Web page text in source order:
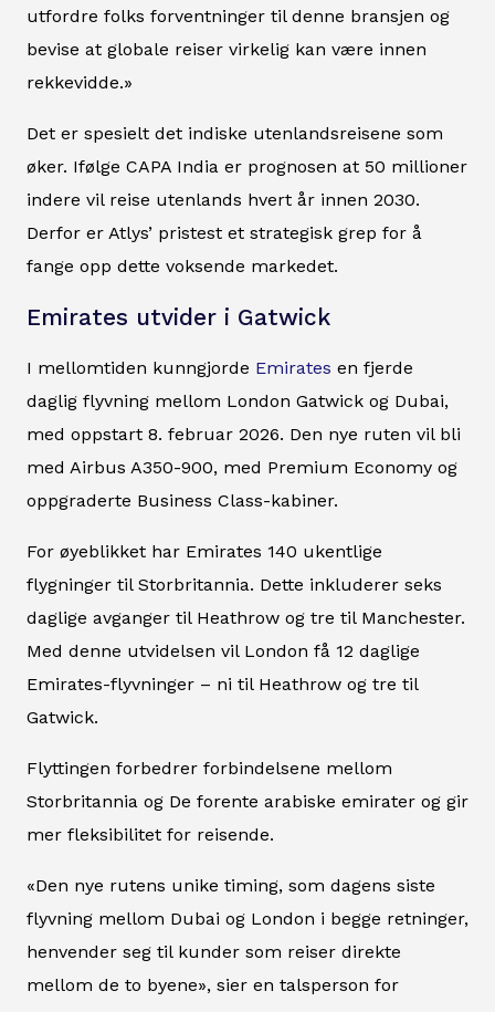
utfordre folks forventninger til denne bransjen og
bevise at globale reiser virkelig kan være innen
rekkevidde.»
Det er spesielt det indiske utenlandsreisene som
øker. Ifølge CAPA India er prognosen at 50 millioner
indere vil reise utenlands hvert år innen 2030.
Derfor er Atlys’ pristest et strategisk grep for å
fange opp dette voksende markedet.
Emirates utvider i Gatwick
I mellomtiden kunngjorde Emirates en fjerde
daglig flyvning mellom London Gatwick og Dubai,
med oppstart 8. februar 2026. Den nye ruten vil bli
med Airbus A350-900, med Premium Economy og
oppgraderte Business Class-kabiner.
For øyeblikket har Emirates 140 ukentlige
flygninger til Storbritannia. Dette inkluderer seks
daglige avganger til Heathrow og tre til Manchester.
Med denne utvidelsen vil London få 12 daglige
Emirates-flyvninger – ni til Heathrow og tre til
Gatwick.
Flyttingen forbedrer forbindelsene mellom
Storbritannia og De forente arabiske emirater og gir
mer fleksibilitet for reisende.
«Den nye rutens unike timing, som dagens siste
flyvning mellom Dubai og London i begge retninger,
henvender seg til kunder som reiser direkte
mellom de to byene», sier en talsperson for